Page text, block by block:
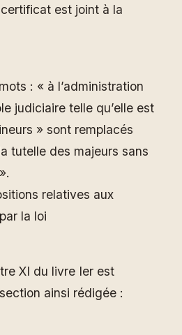
est joint à la
: « à l’administration
judiciaire telle qu’elle est
» sont remplacés
tutelle des majeurs sans
relatives aux
la loi
XI du livre Ier est
ainsi rédigée :